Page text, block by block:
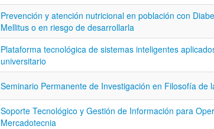
Prevención y atención nutricional en población con
Mellitus o en riesgo de desarrollarla
Plataforma tecnológica de sistemas inteligentes
universitario
Seminario Permanente de Investigación en Filosofía de
Soporte Tecnológico y Gestión de Información para
Mercadotecnia